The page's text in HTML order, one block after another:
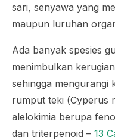
sari, senyawa yang
maupun luruhan
Ada banyak spesies
menimbulkan
sehingga mengurangi
rumput teki (Cyperus
alelokimia berupa
dan triterpenoid – 13